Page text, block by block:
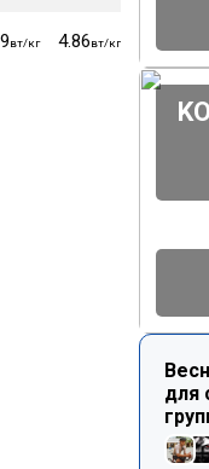
вт/кг 4.86вт/кг 4.79
()
для